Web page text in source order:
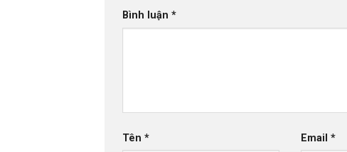
Bình luận *
Tên * Email *